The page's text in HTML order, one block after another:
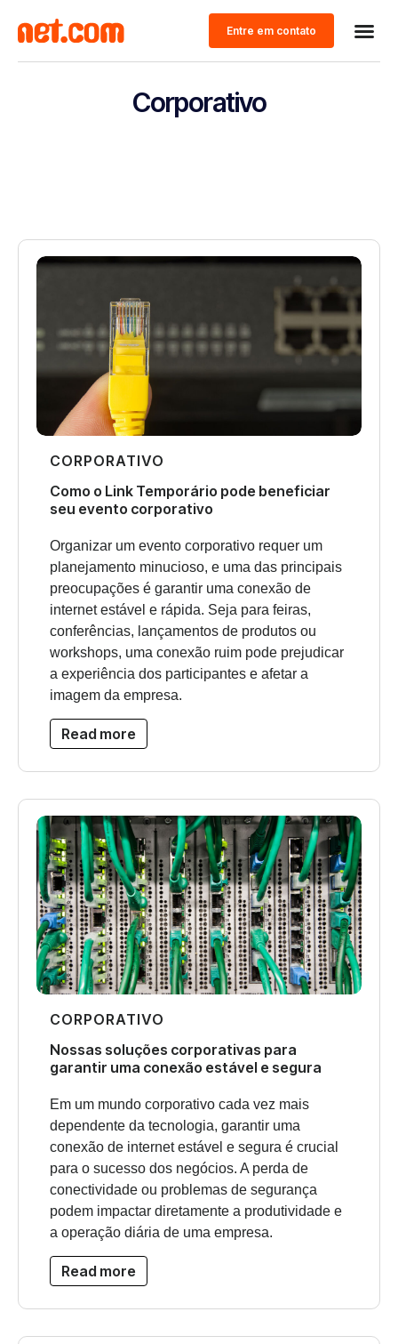
Entre em contato
Corporativo
CORPORATIVO
Como o Link Temporário pode beneficiar
seu evento corporativo
Organizar um evento corporativo requer um
planejamento minucioso, e uma das principais
preocupações é garantir uma conexão de
internet estável e rápida. Seja para feiras,
conferências, lançamentos de produtos ou
workshops, uma conexão ruim pode prejudicar
a experiência dos participantes e afetar a
imagem da empresa.
Read more
CORPORATIVO
Nossas soluções corporativas para
garantir uma conexão estável e segura
Em um mundo corporativo cada vez mais
dependente da tecnologia, garantir uma
conexão de internet estável e segura é crucial
para o sucesso dos negócios. A perda de
conectividade ou problemas de segurança
podem impactar diretamente a produtividade e
a operação diária de uma empresa.
Read more